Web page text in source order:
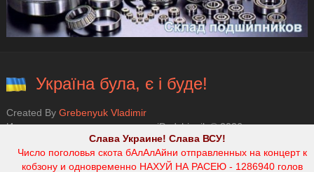
Україна була, є і буде!
Created By Grebenyuk Vladimir
Интернет магазин подшипников iPodshipnik © 2026.
Слава Украине! Слава ВСУ!
Число поголовья скота бАлАлАйни отправленных на концерт к
кобзону и одновременно НАХУЙ НА РАСЕЮ - 1286940 голов